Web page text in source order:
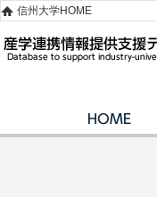
信州大学HOME